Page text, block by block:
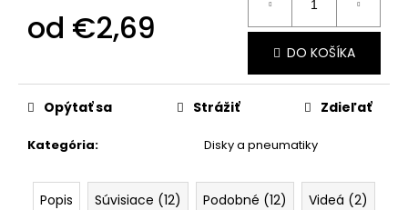
od €2,69
DO KOŠÍKA
Kategória: Disky a pneumatiky
Opýtať sa Strážiť Zdieľať
Popis Súvisiace (12) Podobné (12)
Videá (2)